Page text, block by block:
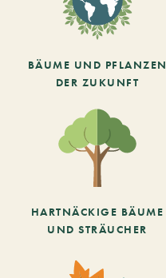
BÄUME UND PFLANZEN
DER ZUKUNFT
HARTNÄCKIGE BÄUME
UND STRÄUCHER